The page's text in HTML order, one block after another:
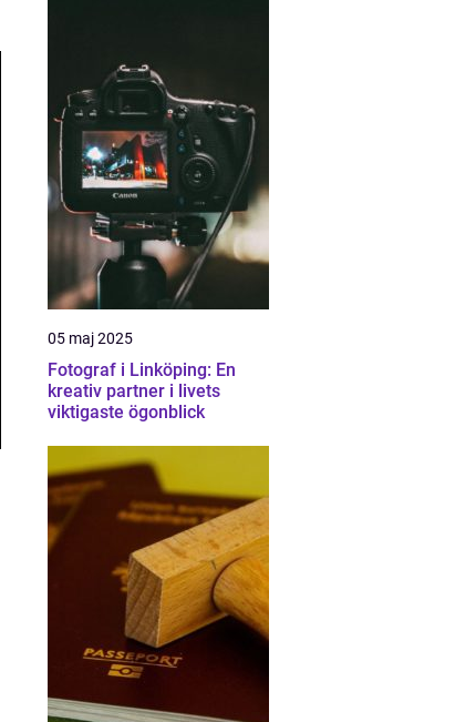
05 maj 2025
Fotograf i Linköping: En
kreativ partner i livets
viktigaste ögonblick